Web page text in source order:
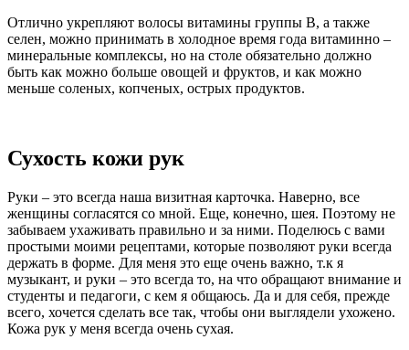
Отлично укрепляют волосы витамины группы В, а также
селен, можно принимать в холодное время года витаминно –
минеральные комплексы, но на столе обязательно должно
быть как можно больше овощей и фруктов, и как можно
меньше соленых, копченых, острых продуктов.
Сухость кожи рук
Руки – это всегда наша визитная карточка. Наверно, все
женщины согласятся со мной. Еще, конечно, шея. Поэтому не
забываем ухаживать правильно и за ними. Поделюсь с вами
простыми моими рецептами, которые позволяют руки всегда
держать в форме. Для меня это еще очень важно, т.к я
музыкант, и руки – это всегда то, на что обращают внимание и
студенты и педагоги, с кем я общаюсь. Да и для себя, прежде
всего, хочется сделать все так, чтобы они выглядели ухожено.
Кожа рук у меня всегда очень сухая.